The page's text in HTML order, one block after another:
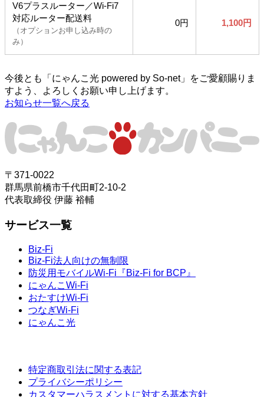
V6プラスルーター／Wi-Fi7
対応ルーター配送料
（オプションお申し込み時の
み）
0円 1,100円
今後とも「にゃんこ光 powered by So-net」をご愛顧賜りま
すよう、よろしくお願い申し上げます。
お知らせ一覧へ戻る
〒371-0022
群馬県前橋市千代田町2-10-2
代表取締役 伊藤 裕輔
サービス一覧
Biz-Fi
Biz-Fi法人向けの無制限
防災用モバイルWi-Fi『Biz-Fi for BCP』
にゃんこWi-Fi
おたすけWi-Fi
つなぎWi-Fi
にゃんこ光
特定商取引法に関する表記
プライバシーポリシー
カスタマーハラスメントに対する基本方針